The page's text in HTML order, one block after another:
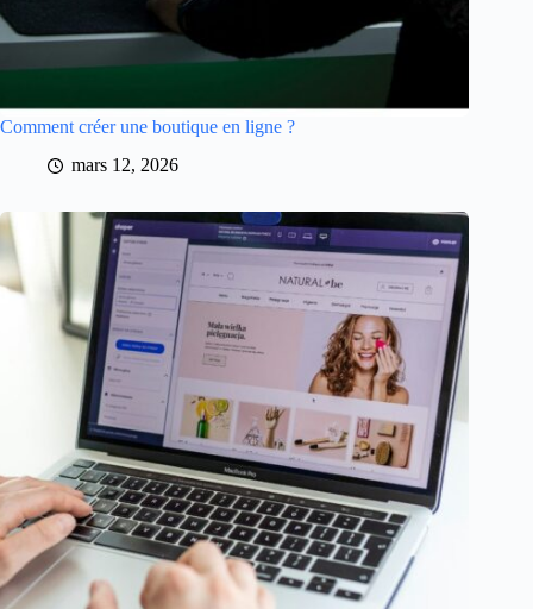
Comment créer une boutique en ligne ?
mars 12, 2026